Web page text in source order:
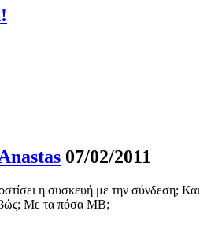
07/02/2011
η συσκευή με την σύνδεση; Και
Με τα πόσα MB;